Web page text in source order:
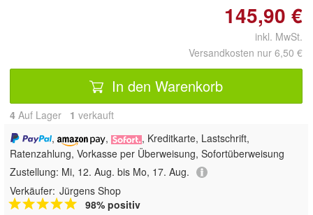
145,90 €
inkl. MwSt.
Versandkosten nur 6,50 €
In den Warenkorb
4 Auf Lager 1 verkauft
,
,
, Kreditkarte, Lastschrift,
Ratenzahlung, Vorkasse per Überweisung, Sofortüberweisung
Zustellung: Mi, 12. Aug. bis Mo, 17. Aug.
Verkäufer: Jürgens Shop
98% positiv